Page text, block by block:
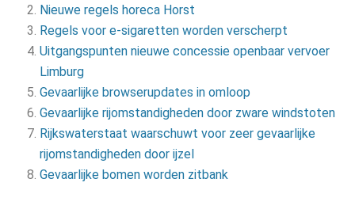
Nieuwe regels horeca Horst
Regels voor e-sigaretten worden verscherpt
Uitgangspunten nieuwe concessie openbaar vervoer
Limburg
Gevaarlijke browserupdates in omloop
Gevaarlijke rijomstandigheden door zware windstoten
Rijkswaterstaat waarschuwt voor zeer gevaarlijke
rijomstandigheden door ijzel
Gevaarlijke bomen worden zitbank